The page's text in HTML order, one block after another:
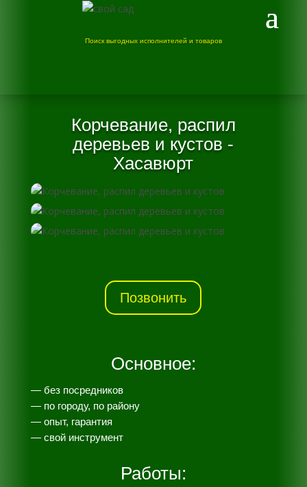
Поиск выгодных исполнителей и товаров
Корчевание, распил
деревьев и кустов -
Хасавюрт
Позвонить
Основное:
— без посредников
— по городу, по району
— опыт, гарантия
— свой инструмент
Работы: